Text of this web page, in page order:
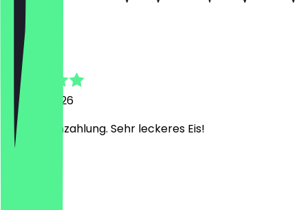
Ben
12. April 2026
Nur Kartenzahlung. Sehr leckeres Eis!